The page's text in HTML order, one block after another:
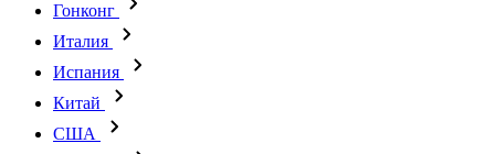
Гонконг
Италия
Испания
Китай
США